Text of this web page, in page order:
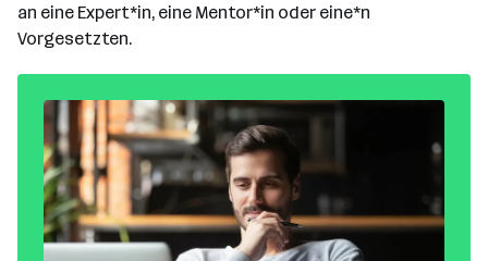
an eine Expert*in, eine Mentor*in oder eine*n
Vorgesetzten.